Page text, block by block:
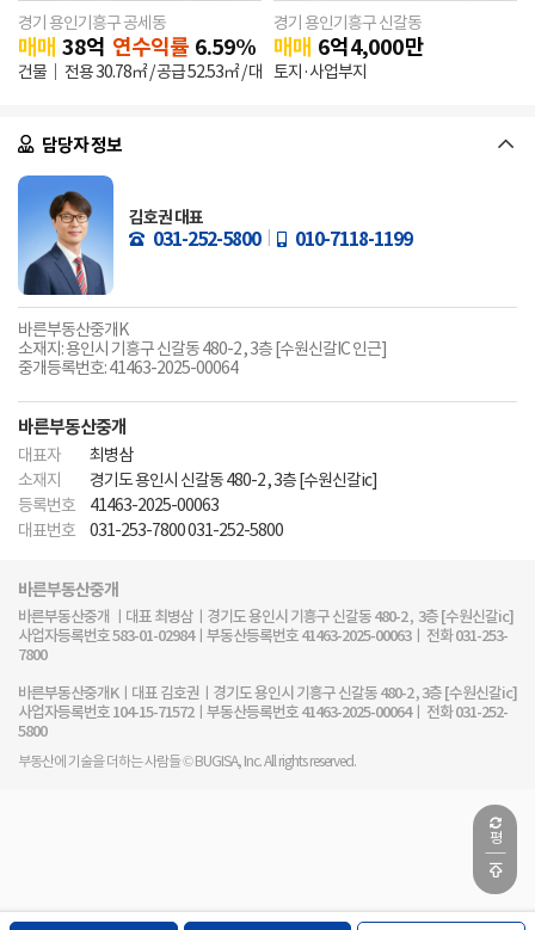
만원
경기 용인기흥구 공세동
매매 38억 연수익률 6.59%
건물 전용30.78㎡/ 공급52.53㎡/ 대지560.8㎡/ 건축
경기 용인기흥구 신갈동
매매 6억4,000만
토지·사업부지
담당자 정보
김호권 대표
031-252-5800 010-7118-1199
바른부동산중개K
소재지: 용인시 기흥구 신갈동 480-2 , 3층 [수원신갈IC 인근]
중개등록번호: 41463-2025-00064
바른부동산중개
대표자
최병삼
소재지
경기도 용인시 신갈동 480-2 , 3층 [수원신갈ic]
등록번호
41463-2025-00063
대표번호
031-253-7800 031-252-5800
바른부동산중개
바른부동산중개 ㅣ대표 최병삼ㅣ경기도 용인시 기흥구 신갈동 480-2 , 3층 [수원신갈ic]
사업자등록번호 583-01-02984ㅣ부동산등록번호 41463-2025-00063ㅣ 전화 031-253-
7800
바른부동산중개Kㅣ대표 김호권ㅣ경기도 용인시 기흥구 신갈동 480-2 , 3층 [수원신갈ic]
사업자등록번호 104-15-71572ㅣ부동산등록번호 41463-2025-00064ㅣ 전화 031-252-
5800
부동산에 기술을 더하는 사람들 © BUGISA, Inc. All rights reserved.
평